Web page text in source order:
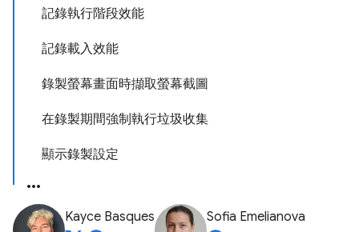
記錄執行階段效能
記錄載入效能
錄製螢幕畫面時擷取螢幕截圖
在錄製期間強制執行垃圾收集
顯示錄製設定
Kayce Basques Sofia Emelianova